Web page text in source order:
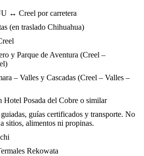
↔ Creel por carretera
(en traslado Chihuahua)
y Parque de Aventura (Creel –
– Valles y Cascadas (Creel – Valles –
Hotel Posada del Cobre o similar
guías certificados y transporte. No
sitios, alimentos ni propinas.
Rekowata